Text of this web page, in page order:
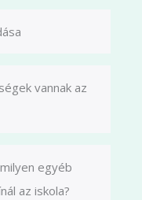
vannak az
egyéb
az iskola?